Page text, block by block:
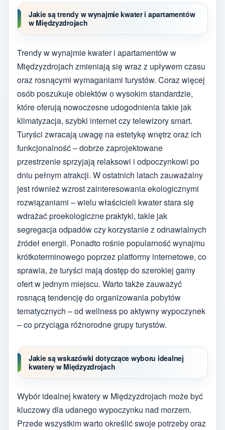
Jakie są trendy w wynajmie kwater i apartamentów
w Międzyzdrojach
Trendy w wynajmie kwater i apartamentów w
Międzyzdrojach zmieniają się wraz z upływem czasu
oraz rosnącymi wymaganiami turystów. Coraz więcej
osób poszukuje obiektów o wysokim standardzie,
które oferują nowoczesne udogodnienia takie jak
klimatyzacja, szybki internet czy telewizory smart.
Turyści zwracają uwagę na estetykę wnętrz oraz ich
funkcjonalność – dobrze zaprojektowane
przestrzenie sprzyjają relaksowi i odpoczynkowi po
dniu pełnym atrakcji. W ostatnich latach zauważalny
jest również wzrost zainteresowania ekologicznymi
rozwiązaniami – wielu właścicieli kwater stara się
wdrażać proekologiczne praktyki, takie jak
segregacja odpadów czy korzystanie z odnawialnych
źródeł energii. Ponadto rośnie popularność wynajmu
krótkoterminowego poprzez platformy internetowe, co
sprawia, że turyści mają dostęp do szerokiej gamy
ofert w jednym miejscu. Warto także zauważyć
rosnącą tendencję do organizowania pobytów
tematycznych – od wellness po aktywny wypoczynek
– co przyciąga różnorodne grupy turystów.
Jakie są wskazówki dotyczące wyboru idealnej
kwatery w Międzyzdrojach
Wybór idealnej kwatery w Międzyzdrojach może być
kluczowy dla udanego wypoczynku nad morzem.
Przede wszystkim warto określić swoje potrzeby oraz